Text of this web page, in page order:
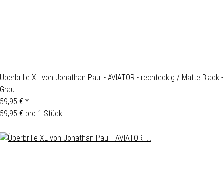
Überbrille XL von Jonathan Paul - AVIATOR - rechteckig / Matte Black -
Grau
59,95 € *
59,95 € pro 1 Stück